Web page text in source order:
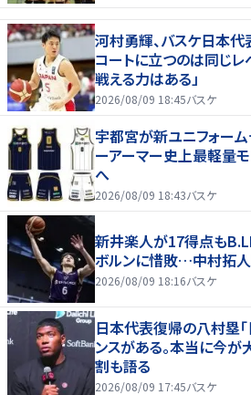
河村勇輝、バスケ日本代
コートに立つのは同じレ
戦える力はある」
2026/08/09 18:45バスケ
宇都宮が新ユニフォー
ーアーマー史上最軽量
へ
2026/08/09 18:43バスケ
新井楽人が17得点も
ボルンに惜敗…中村拓人
2026/08/09 18:16バスケ
日本代表復帰の八村塁
ンスがある。本当に今
割も語る
2026/08/09 17:45バスケ